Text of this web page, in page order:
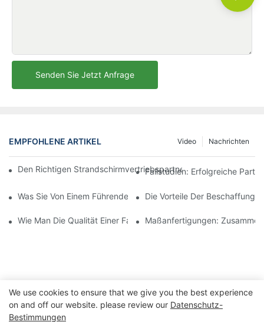
Senden Sie Jetzt Anfrage
EMPFOHLENE ARTIKEL Nachrichten
Video
Den Richtigen Strandschirmvertriebspartner Für Ihre
Fallstudien: Erfolgreiche
Was Sie Von Einem Führenden Hersteller Von Outdoor-
Die Vorteile Der Beschaffung
Wie Man Die Qualität Einer Fabrik Für Outdoor-Loungesessel
Maßanfertigungen:
We use cookies to ensure that we give you the best experience
on and off our website. please review our Datenschutz-
Bestimmungen